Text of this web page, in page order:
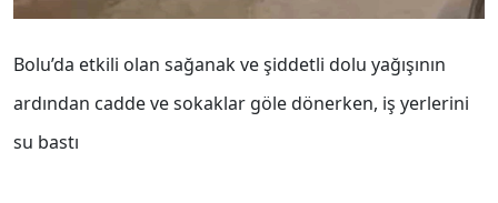
Bolu’da etkili olan sağanak ve şiddetli dolu yağışının
ardından cadde ve sokaklar göle dönerken, iş yerlerini
su bastı